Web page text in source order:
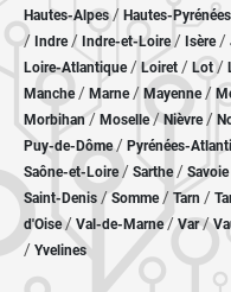
Hautes-Alpes/ Hautes-Pyrénées
/ Indre/ Indre-et-Loire/ Isère/
Loire-Atlantique/ Loiret / Lot/
Manche/ Marne/ Mayenne/
Morbihan/ Moselle/ Nièvre /
Puy-de-Dôme/ Pyrénées-
Saône-et-Loire/ Sarthe/ Savoie
Saint-Denis /Somme/ Tarn /
d'Oise/ Val-de-Marne/Var/
/ Yvelines